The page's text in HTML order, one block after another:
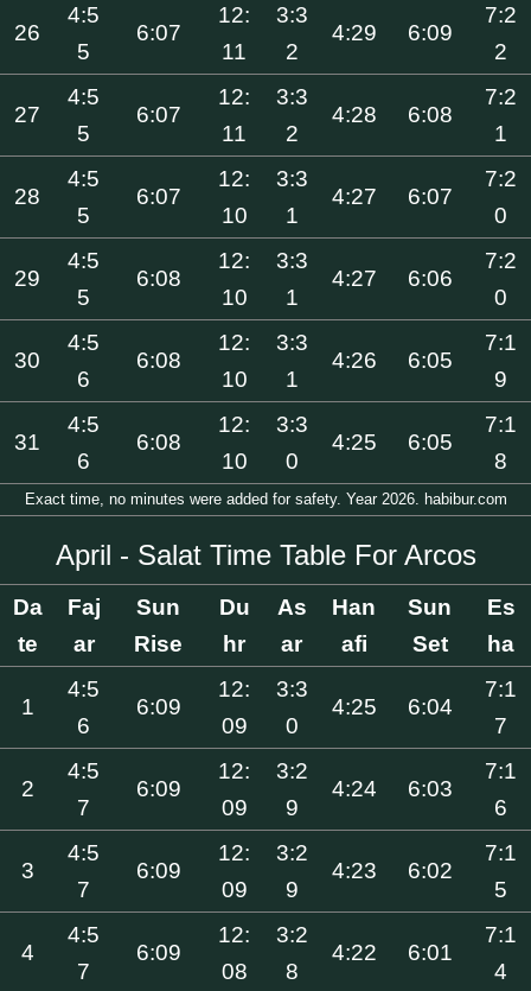
26
4:5
5
6:07
12:
11
3:3
2
4:29 6:09
7:2
2
27
4:5
5
6:07
12:
11
3:3
2
4:28 6:08
7:2
1
28
4:5
5
6:07
12:
10
3:3
1
4:27 6:07
7:2
0
29
4:5
5
6:08
12:
10
3:3
1
4:27 6:06
7:2
0
30
4:5
6
6:08
12:
10
3:3
1
4:26 6:05
7:1
9
31
4:5
6
6:08
12:
10
3:3
0
4:25 6:05
7:1
8
Exact time, no minutes were added for safety. Year 2026. habibur.com
April - Salat Time Table For Arcos
Da
te
Faj
ar
Sun
Rise
Du
hr
As
ar
Han
afi
Sun
Set
Es
ha
1
4:5
6
6:09
12:
09
3:3
0
4:25 6:04
7:1
7
2
4:5
7
6:09
12:
09
3:2
9
4:24 6:03
7:1
6
3
4:5
7
6:09
12:
09
3:2
9
4:23 6:02
7:1
5
4
4:5
7
6:09
12:
08
3:2
8
4:22 6:01
7:1
4